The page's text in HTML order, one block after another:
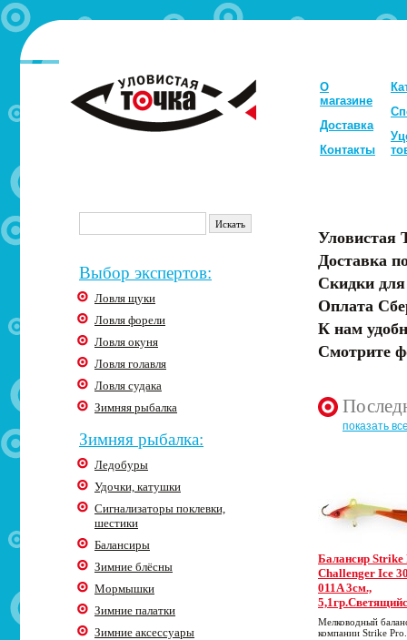
О
магазине
Доставка
Контакты
Выбор экспертов:
Ловля щуки
Ловля форели
Ловля окуня
Ловля голавля
Ловля судака
Зимняя рыбалка
Зимняя рыбалка:
Ледобуры
Удочки, катушки
Сигнализаторы поклевки,
шестики
Балансиры
Зимние блёсны
Мормышки
Зимние палатки
Зимние аксессуары
Уловистая
Доставка
Скидки
Оплата
К нам
Смотрите
показать
Балансир Strike
Challenger Ice
011A 3cм.,
Мелководный
компании Strike Pro.